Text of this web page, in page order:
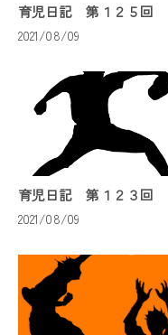
育児日記 第１２５回
2021/08/09
育児日記 第１２３回
2021/08/09